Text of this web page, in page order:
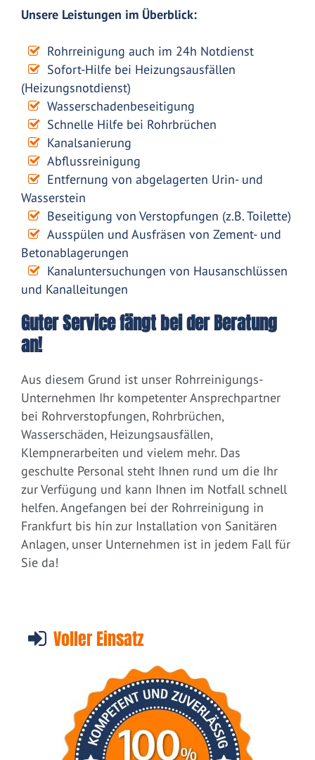
Unsere Leistungen im Überblick:
Rohrreinigung auch im 24h Notdienst
Sofort-Hilfe bei Heizungsausfällen
(Heizungsnotdienst)
Wasserschadenbeseitigung
Schnelle Hilfe bei Rohrbrüchen
Kanalsanierung
Abflussreinigung
Entfernung von abgelagerten Urin- und
Wasserstein
Beseitigung von Verstopfungen (z.B. Toilette)
Ausspülen und Ausfräsen von Zement- und
Betonablagerungen
Kanaluntersuchungen von Hausanschlüssen
und Kanalleitungen
Guter Service fängt bei der Beratung
an!
Aus diesem Grund ist unser Rohrreinigungs-
Unternehmen Ihr kompetenter Ansprechpartner
bei Rohrverstopfungen, Rohrbrüchen,
Wasserschäden, Heizungsausfällen,
Klempnerarbeiten und vielem mehr. Das
geschulte Personal steht Ihnen rund um die Ihr
zur Verfügung und kann Ihnen im Notfall schnell
helfen. Angefangen bei der Rohrreinigung in
Frankfurt bis hin zur Installation von Sanitären
Anlagen, unser Unternehmen ist in jedem Fall für
Sie da!
Voller Einsatz